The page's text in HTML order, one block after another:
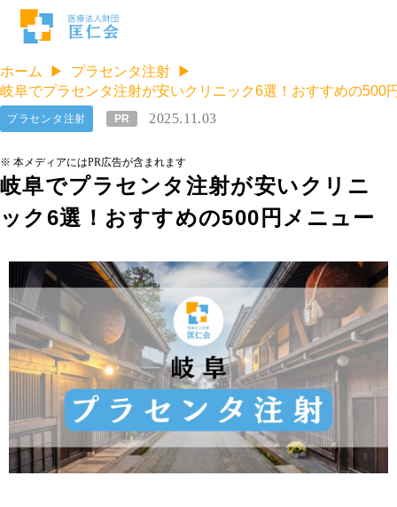
ホーム
プラセンタ注射
岐阜でプラセンタ注射が安いクリニック6選！おすすめの500
岐阜でプラセンタ注射が安いクリニ
ック6選！おすすめの500円メニュー
2025.11.03
プラセンタ注射 PR
※ 本メディアにはPR広告が含まれます